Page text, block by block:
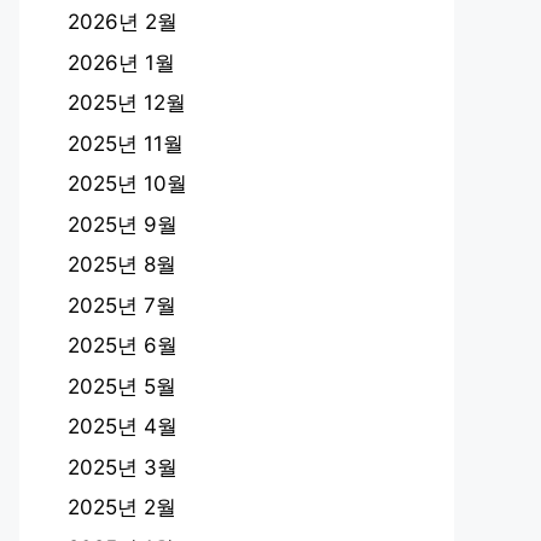
2026년 2월
2026년 1월
2025년 12월
2025년 11월
2025년 10월
2025년 9월
2025년 8월
2025년 7월
2025년 6월
2025년 5월
2025년 4월
2025년 3월
2025년 2월